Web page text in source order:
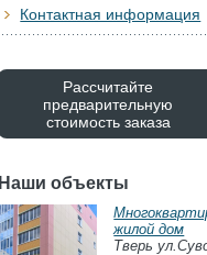
Контактная информация
Рассчитайте
предварительную
стоимость заказа
Наши объекты
жилой дом
Тверь